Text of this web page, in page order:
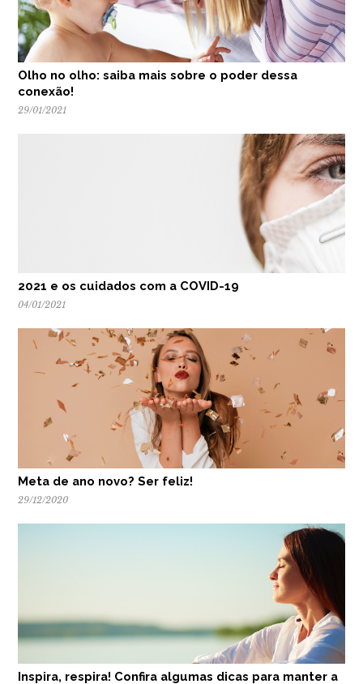
Olho no olho: saiba mais sobre o poder dessa
conexão!
29/01/2021
2021 e os cuidados com a COVID-19
04/01/2021
Meta de ano novo? Ser feliz!
29/12/2020
Inspira, respira! Confira algumas dicas para manter a